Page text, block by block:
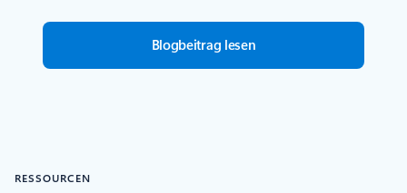
Blogbeitrag lesen
RESSOURCEN